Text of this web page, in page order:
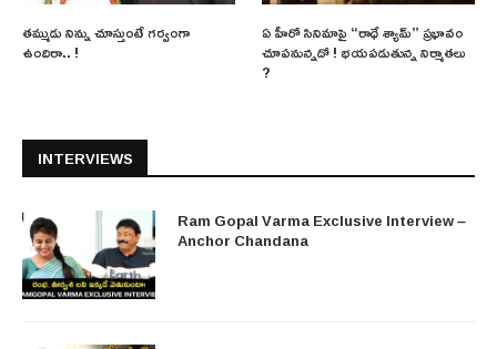
తమ్ముడు నిన్ను చూస్తుంటే గర్వంగా
ఉందిరా.. !
ఏ హీరో సినిమాపై “రాధే శ్యామ్” ప్రభావం
చూపనున్నదో ! భయపడుతున్న నిర్మాతలు
?
INTERVIEWS
Ram Gopal Varma Exclusive Interview –
Anchor Chandana